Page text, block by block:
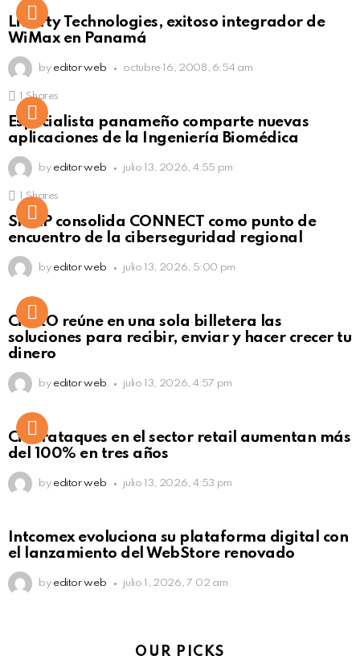
Liberty Technologies, exitoso integrador de
WiMax en Panamá
by editor web octubre 16, 2008, 6:54 am
Click to view this post
Shares
Especialista panameño comparte nuevas
aplicaciones de la Ingeniería Biomédica
by editor web julio 13, 2026, 4:55 pm
Click to view this post
Shares
SISAP consolida CONNECT como punto de
encuentro de la ciberseguridad regional
by editor web julio 13, 2026, 5:00 pm
Not Safe For Work
Click to view this post
CiNKO reúne en una sola billetera las
soluciones para recibir, enviar y hacer crecer tu
dinero
by editor web julio 13, 2026, 4:57 pm
Ciberataques en el sector retail aumentan más
del 100% en tres años
by editor web julio 13, 2026, 4:53 pm
Intcomex evoluciona su plataforma digital con
el lanzamiento del WebStore renovado
by editor web julio 1, 2026, 7:02 am
OUR PICKS